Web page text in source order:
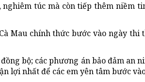
túc mà còn tiếp thêm niềm
Mau chính thức bước vào ngày thi
bộ; các phương án bảo đảm an
lợi nhất để các em yên tâm bước